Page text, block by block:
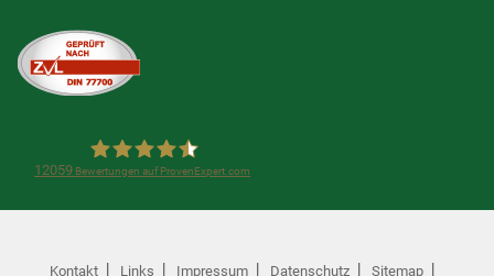
12059 Bewertungen auf ProvenExpert.com
Kontakt Links Impressum Datenschutz Sitemap